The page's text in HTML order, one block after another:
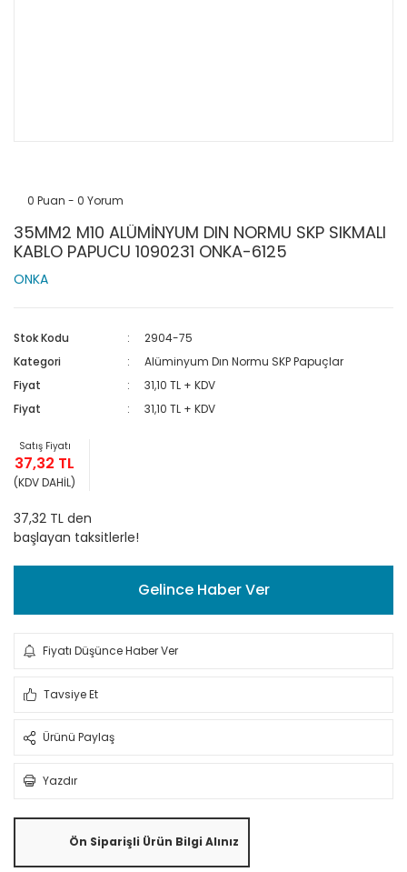
0 Puan - 0 Yorum
35MM2 M10 ALÜMİNYUM DIN NORMU SKP SIKMALI
KABLO PAPUCU 1090231 ONKA-6125
ONKA
Stok Kodu
2904-75
Kategori
Alüminyum Dın Normu SKP Papuçlar
Fiyat
31,10 TL + KDV
Fiyat
31,10 TL + KDV
Satış Fiyatı
37,32 TL
(KDV DAHİL)
37,32 TL den
başlayan taksitlerle!
Gelince Haber Ver
Fiyatı Düşünce Haber Ver
Tavsiye Et
Ürünü Paylaş
Yazdır
Ön Siparişli Ürün Bilgi Alınız